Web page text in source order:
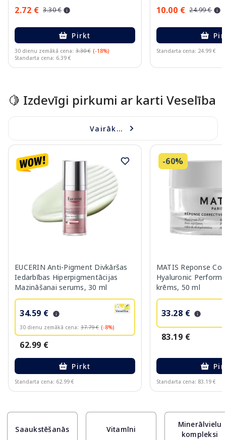
2.72 € 3.30 €
Pirkt
30 dienu zemākā cena: 3.30 € (-18%)
Standarta cena: 6.39 €
10.00 € 24.99 €
Standarta cena: 24.99 €
🍋 Izdevīgi pirkumi ar karti Veselība
Vairāk...
EUCERIN Anti-Pigment Divkāršas
Iedarbības Hiperpigmentācijas
Mazināšanai serums, 30 ml
34.59 €
30 dienu zemākā cena: 37.79 € (-8%)
62.99 €
Pirkt
Standarta cena: 62.99 €
-60%
MATIS Reponse
Hyaluronic
krēms, 50 ml
33.28 €
83.19 €
Standarta cena: 83.19 €
Saaukstēšanās Vitamīni
Minerālvielu
kompleksi